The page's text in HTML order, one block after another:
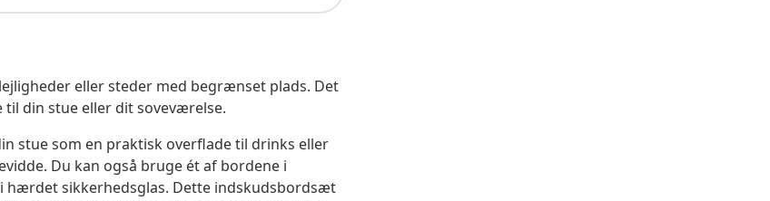
eller steder med begrænset plads. Det
din stue eller dit soveværelse.
stue som en praktisk overflade til drinks eller
Du kan også bruge ét af bordene i
hærdet sikkerhedsglas. Dette indskudsbordsæt